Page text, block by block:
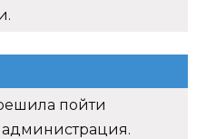
пойти